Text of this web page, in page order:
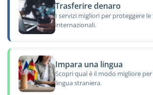
Trasferire denaro
I servizi migliori per proteggere
internazionali.
Impara una lingua
Scopri qual è il modo migliore
lingua straniera.